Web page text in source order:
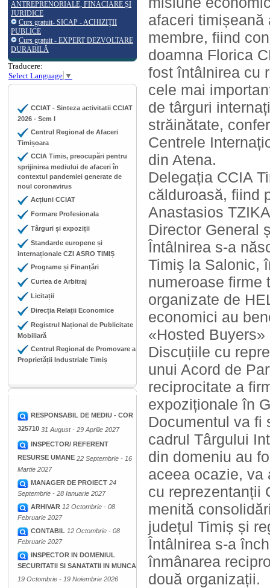
ANTREPRENORIALE, FINACIARE ŞI
JURIDICE
Curs gratuit- SICAP - ACHIZIŢII
PUBLICE
Curs gratuit - EXPERT DEZVOLTARE
DURABILĂ
Traducere:
Select Language ▼
CCIAT - Sinteza activitatii CCIAT
2026 - Sem I
Centrul Regional de Afaceri
Timișoara
CCIA Timis, preocupări pentru
sprijinirea mediului de afaceri în
contextul pandemiei generate de
noul coronavirus
Acțiuni CCIAT
Formare Profesionala
Târguri și expoziții
Standarde europene și
internaționale CZI ASRO TIMIȘ
Programe și Finanțări
Curtea de Arbitraj
Licitații
Direcția Relații Economice
Registrul Național de Publicitate
Mobiliară
Centrul Regional de Promovare a
Proprietății Industriale Timiș
RESPONSABIL DE MEDIU - COR
325710 31 August - 29 Aprilie 2027
INSPECTOR/ REFERENT
RESURSE UMANE 22 Septembrie - 16
Martie 2027
MANAGER DE PROIECT 24
Septembrie - 28 Ianuarie 2027
ARHIVAR 12 Octombrie - 08
Februarie 2027
CONTABIL 12 Octombrie - 08
Februarie 2027
INSPECTOR IN DOMENIUL
SECURITATII SI SANATATII IN MUNCA
19 Octombrie - 19 Noiembrie 2026
afaceri timișeană
membre, fiind
doamna Florica
fost întâlnirea cu
cele mai
de târguri
străinătate,
Centrele
din Atena.
Delegația CCIA
călduroasă, fiind
Anastasios
Director General
Întâlnirea s-a
Timiş la Salonic,
numeroase firme
organizate de
economici au
«Hosted
Discuțiile cu
unui Acord de
reciprocitate a
expoziționale în
Documentul va fi
cadrul Târgului
din domeniu au
aceea ocazie, va
cu reprezentanții
menită
județul Timiș și
Întâlnirea s-a
înmânarea
două organizații.